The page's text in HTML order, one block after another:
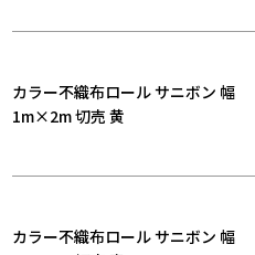
カラー不織布ロール サニボン 幅
1m×2m 切売 黄
カラー不織布ロール サニボン 幅